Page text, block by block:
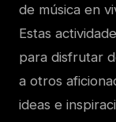
de música en
Estas
para disfrutar
a otros
ideas e